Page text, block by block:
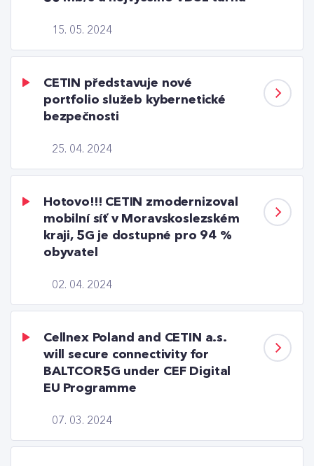
15. 05. 2024
25. 04. 2024
CETIN představuje nové
portfolio služeb kybernetické
bezpečnosti
02. 04. 2024
Hotovo!!! CETIN zmodernizoval
mobilní síť v Moravskoslezském
kraji, 5G je dostupné pro 94 %
obyvatel
07. 03. 2024
Cellnex Poland and CETIN a.s.
will secure connectivity for
BALTCOR5G under CEF Digital
EU Programme